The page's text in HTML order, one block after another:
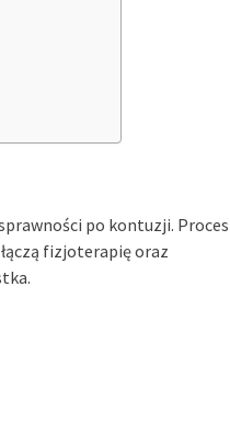
po kontuzji. Proces
fizjoterapię oraz